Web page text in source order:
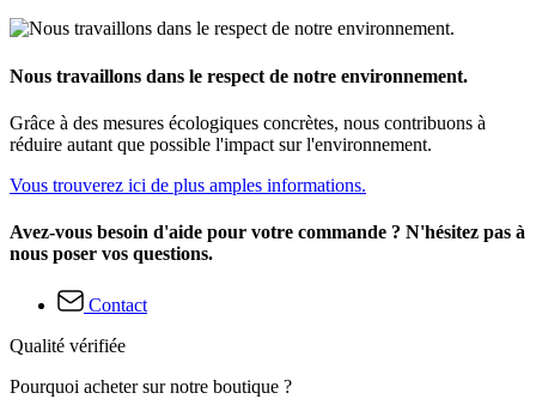
Nous travaillons dans le respect de notre environnement.
Grâce à des mesures écologiques concrètes, nous contribuons à
réduire autant que possible l'impact sur l'environnement.
Vous trouverez ici de plus amples informations.
Avez-vous besoin d'aide pour votre commande ? N'hésitez pas à
nous poser vos questions.
Contact
Qualité vérifiée
Pourquoi acheter sur notre boutique ?